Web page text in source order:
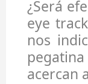
¿Será
eye
nos
acercan